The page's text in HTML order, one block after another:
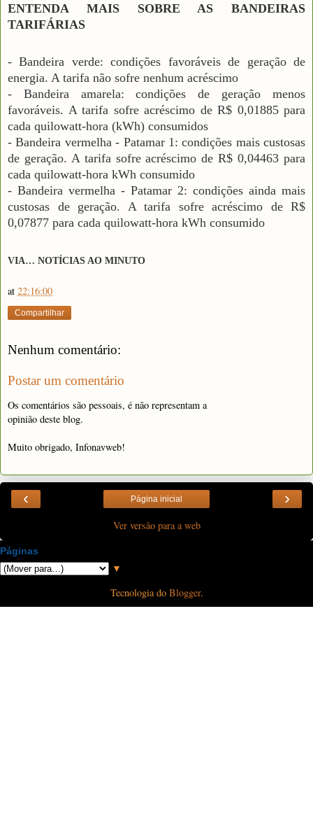
ENTENDA MAIS SOBRE AS BANDEIRAS
TARIFÁRIAS
- Bandeira verde: condições favoráveis de geração de
energia. A tarifa não sofre nenhum acréscimo
- Bandeira amarela: condições de geração menos
favoráveis. A tarifa sofre acréscimo de R$ 0,01885 para
cada quilowatt-hora (kWh) consumidos
- Bandeira vermelha - Patamar 1: condições mais custosas
de geração. A tarifa sofre acréscimo de R$ 0,04463 para
cada quilowatt-hora kWh consumido
- Bandeira vermelha - Patamar 2: condições ainda mais
custosas de geração. A tarifa sofre acréscimo de R$
0,07877 para cada quilowatt-hora kWh consumido
VIA… NOTÍCIAS AO MINUTO
at 22:16:00
Compartilhar
Nenhum comentário:
Postar um comentário
Os comentários são pessoais, é não representam a
opinião deste blog.
Muito obrigado, Infonavweb!
‹ ›
Página inicial
Ver versão para a web
Páginas
▼
Tecnologia do Blogger.